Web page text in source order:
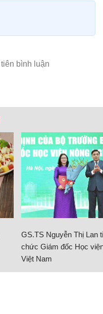
GS.TS Nguyễn Thị Lan
chức Giám đốc Học
Việt Nam